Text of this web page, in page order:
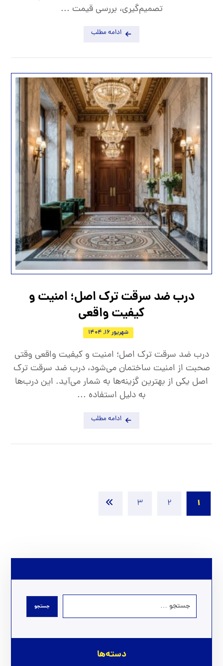
تصمیم‌گیری، بررسی قیمت ...
ادامه مطلب
درب ضد سرقت ترک اصل؛ امنیت و
کیفیت واقعی
شهریور 16, 1404
درب ضد سرقت ترک اصل؛ امنیت و کیفیت واقعی وقتی
صحبت از امنیت ساختمان می‌شود، درب ضد سرقت ترک
اصل یکی از بهترین گزینه‌ها به شمار می‌آید. این درب‌ها
به دلیل استفاده ...
ادامه مطلب
1
2
3
دسته‌ها